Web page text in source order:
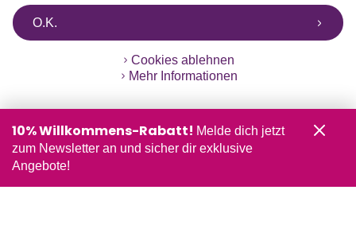
O.K.
Cookies ablehnen
Mehr Informationen
10% Willkommens-Rabatt! Melde dich jetzt
zum Newsletter an und sicher dir exklusive
Angebote!